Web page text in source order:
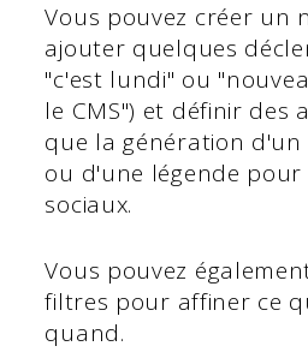
Vous pouvez créer un
ajouter quelques
"c'est lundi" ou
le CMS") et définir des
que la génération
ou d'une légende pour
sociaux.
Vous pouvez
filtres pour affiner ce
quand.